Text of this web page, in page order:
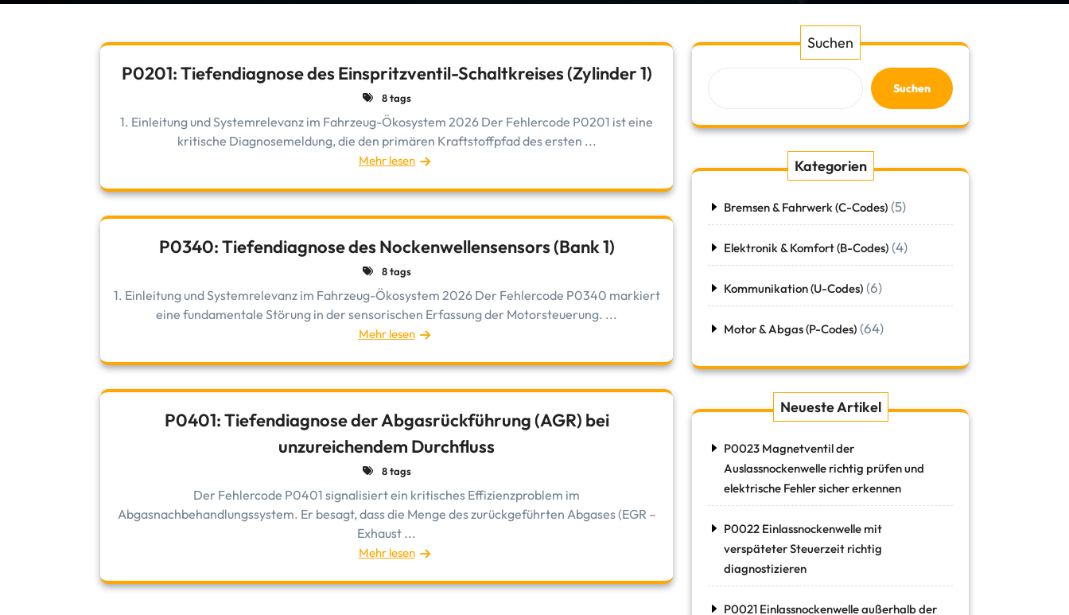
P0201: Tiefendiagnose des Einspritzventil-Schaltkreises (Zylinder 1)
8 tags
1. Einleitung und Systemrelevanz im Fahrzeug-Ökosystem 2026 Der Fehlercode P0201 ist eine
kritische Diagnosemeldung, die den primären Kraftstoffpfad des ersten ...
Mehr lesen
P0340: Tiefendiagnose des Nockenwellensensors (Bank 1)
8 tags
1. Einleitung und Systemrelevanz im Fahrzeug-Ökosystem 2026 Der Fehlercode P0340 markiert
eine fundamentale Störung in der sensorischen Erfassung der Motorsteuerung. ...
Mehr lesen
P0401: Tiefendiagnose der Abgasrückführung (AGR) bei
unzureichendem Durchfluss
8 tags
Der Fehlercode P0401 signalisiert ein kritisches Effizienzproblem im
Abgasnachbehandlungssystem. Er besagt, dass die Menge des zurückgeführten Abgases (EGR –
Exhaust ...
Mehr lesen
Suchen
Suchen
Kategorien
Bremsen & Fahrwerk (C-Codes) (5)
Elektronik & Komfort (B-Codes) (4)
Kommunikation (U-Codes) (6)
Motor & Abgas (P-Codes) (64)
Neueste Artikel
P0023 Magnetventil der
Auslassnockenwelle richtig prüfen und
elektrische Fehler sicher erkennen
P0022 Einlassnockenwelle mit
verspäteter Steuerzeit richtig
diagnostizieren
P0021 Einlassnockenwelle außerhalb der